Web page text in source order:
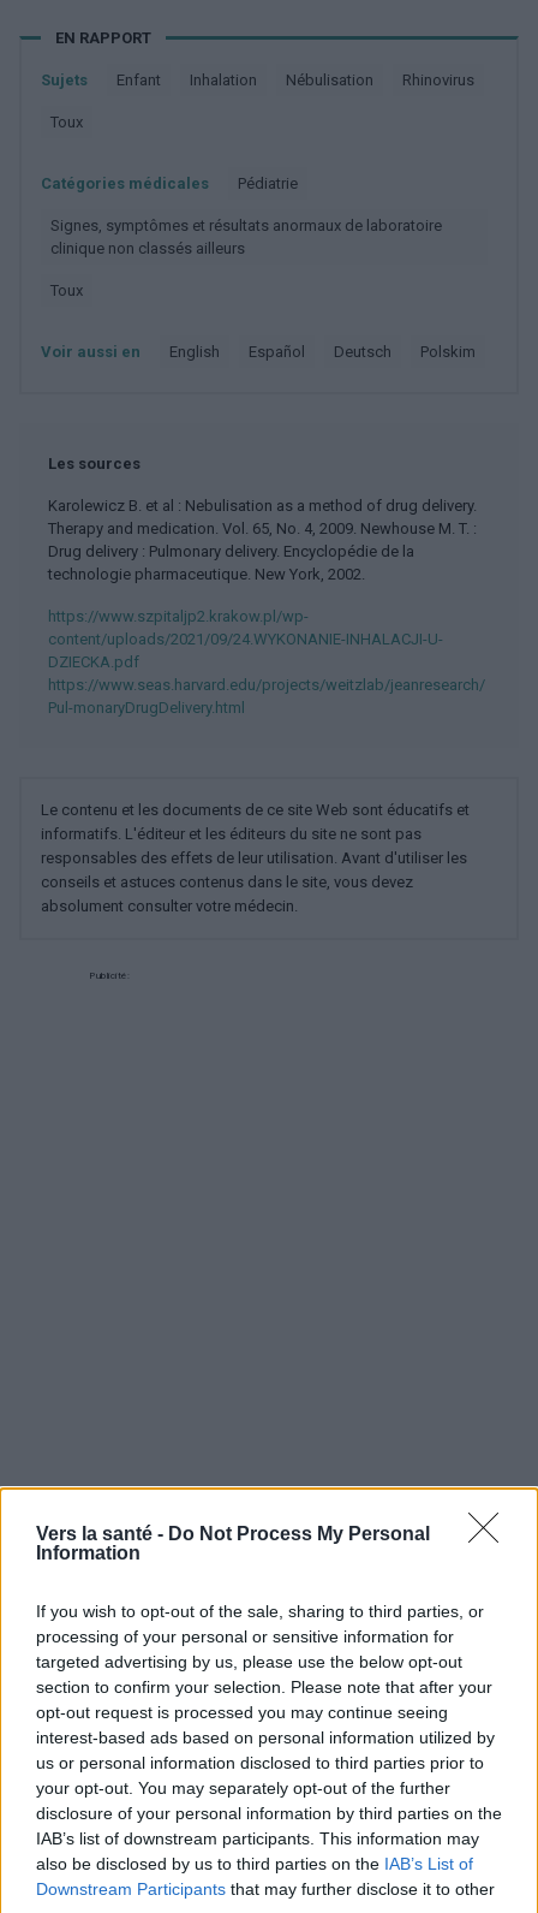
Vers la santé - Do Not Process My Personal
Information
If you wish to opt-out of the sale, sharing to third parties, or
processing of your personal or sensitive information for
targeted advertising by us, please use the below opt-out
section to confirm your selection. Please note that after your
opt-out request is processed you may continue seeing
interest-based ads based on personal information utilized by
us or personal information disclosed to third parties prior to
your opt-out. You may separately opt-out of the further
disclosure of your personal information by third parties on the
IAB’s list of downstream participants. This information may
also be disclosed by us to third parties on the IAB’s List of
Downstream Participants that may further disclose it to other
EN RAPPORT
Sujets Enfant Inhalation Nébulisation Rhinovirus
Toux
Catégories médicales Pédiatrie
Signes, symptômes et résultats anormaux de laboratoire
clinique non classés ailleurs
Toux
Voir aussi en english español deutsch polskim
Les sources
Karolewicz B. et al : Nebulisation as a method of drug delivery.
Therapy and medication. Vol. 65, No. 4, 2009. Newhouse M. T. :
Drug delivery : Pulmonary delivery. Encyclopédie de la
technologie pharmaceutique. New York, 2002.
https://www.szpitaljp2.krakow.pl/wp-
content/uploads/2021/09/24.WYKONANIE-INHALACJI-U-
DZIECKA.pdf
https://www.seas.harvard.edu/projects/weitzlab/jeanresearch/
Pul-monaryDrugDelivery.html
Le contenu et les documents de ce site Web sont éducatifs et
informatifs. L'éditeur et les éditeurs du site ne sont pas
responsables des effets de leur utilisation. Avant d'utiliser les
conseils et astuces contenus dans le site, vous devez
absolument consulter votre médecin.
Publicité:
NOUS RECOMMANDONS LES CONTENUS DE LA
CATÉGORIE MALADIES INFANTILES